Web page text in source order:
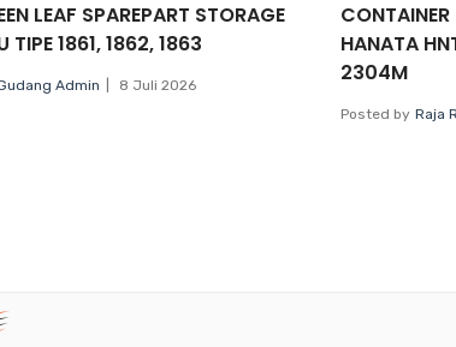
LEAF SPAREPART STORAGE
TIPE 1861, 1862, 1863
Admin 8 Juli 2026
HANATA
2304M
Posted by Raja